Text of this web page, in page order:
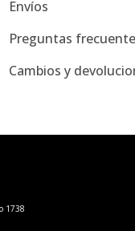
Envíos
Preguntas
Cambios y
1738